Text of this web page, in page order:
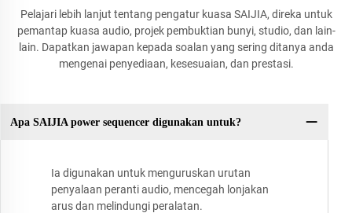
Pelajari lebih lanjut tentang pengatur kuasa SAIJIA, direka untuk
pemantap kuasa audio, projek pembuktian bunyi, studio, dan lain-
lain. Dapatkan jawapan kepada soalan yang sering ditanya anda
mengenai penyediaan, kesesuaian, dan prestasi.
Apa SAIJIA power sequencer digunakan untuk?
Ia digunakan untuk menguruskan urutan
penyalaan peranti audio, mencegah lonjakan
arus dan melindungi peralatan.